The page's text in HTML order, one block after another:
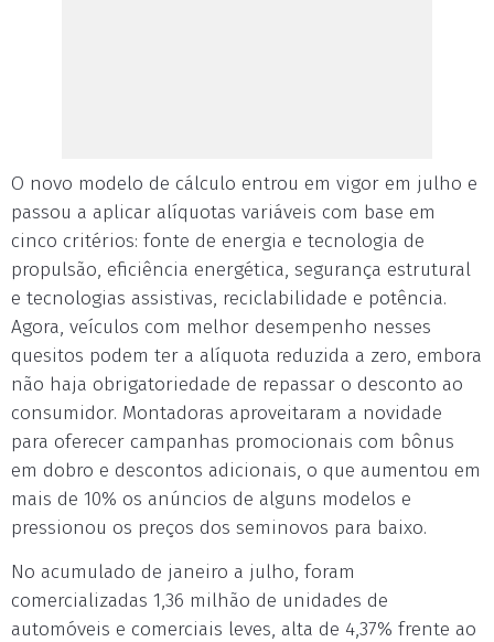
O novo modelo de cálculo entrou em vigor em julho e
passou a aplicar alíquotas variáveis com base em
cinco critérios: fonte de energia e tecnologia de
propulsão, eficiência energética, segurança estrutural
e tecnologias assistivas, reciclabilidade e potência.
Agora, veículos com melhor desempenho nesses
quesitos podem ter a alíquota reduzida a zero, embora
não haja obrigatoriedade de repassar o desconto ao
consumidor. Montadoras aproveitaram a novidade
para oferecer campanhas promocionais com bônus
em dobro e descontos adicionais, o que aumentou em
mais de 10% os anúncios de alguns modelos e
pressionou os preços dos seminovos para baixo.
No acumulado de janeiro a julho, foram
comercializadas 1,36 milhão de unidades de
automóveis e comerciais leves, alta de 4,37% frente ao